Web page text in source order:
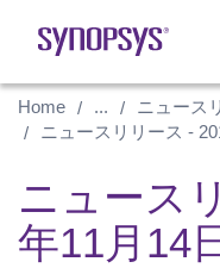
Home ...
ニュース
ニュースリリース -
ニュース
年11月14